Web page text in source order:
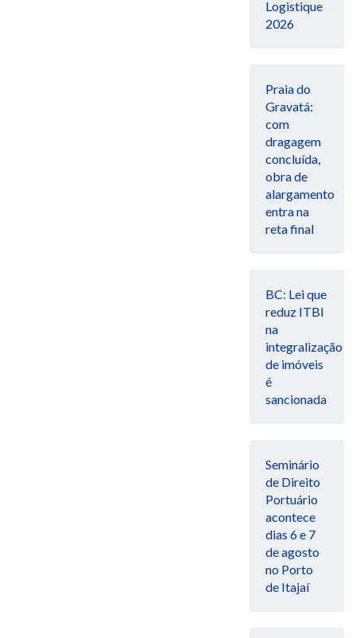
Logistique
2026
Praia do
Gravatá:
com
dragagem
concluída,
obra de
alargamento
entra na
reta final
BC: Lei que
reduz ITBI
na
integralização
de imóveis
é
sancionada
Seminário
de Direito
Portuário
acontece
dias 6 e 7
de agosto
no Porto
de Itajaí